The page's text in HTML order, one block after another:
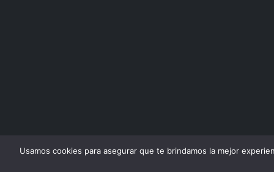
Usamos cookies para asegurar que te brindamos la mejor